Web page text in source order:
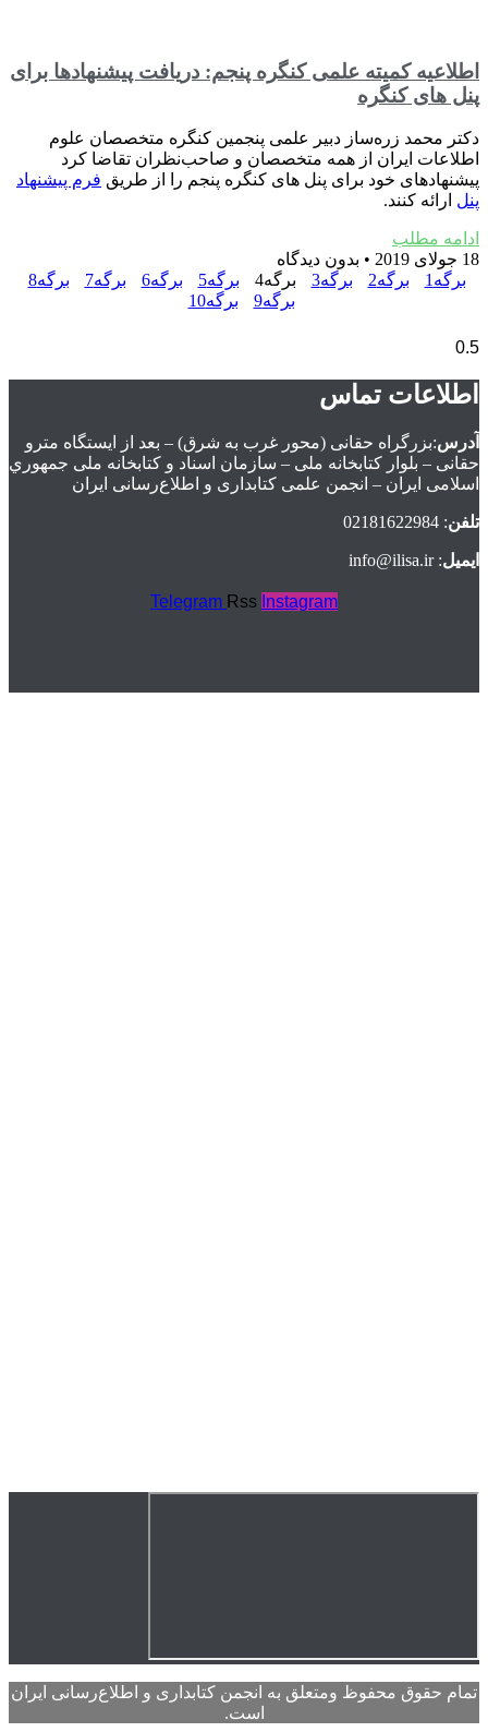
اطلاعیه کمیته علمی کنگره پنجم: دریافت پیشنهادها برای
پنل های کنگره
دکتر محمد زره‌ساز دبیر علمی پنجمین کنگره متخصصان علوم
اطلاعات ایران از همه متخصصان و صاحب‌نظران تقاضا کرد
پیشنهادهای خود برای پنل های کنگره پنجم را از طریق فرم پیشنهاد
پنل ارائه کنند.
ادامه مطلب
18 جولای 2019
بدون دیدگاه
برگه 1 برگه2 برگه3 برگه4 برگه5 برگه6 برگه7 برگه8
برگه9 برگه10
اطلاعات تماس
آدرس:بزرگراه حقانی (محور غرب به شرق) – بعد از ايستگاه مترو
حقانی – بلوار كتابخانه ملی – سازمان اسناد و كتابخانه ملی جمهوري
اسلامی ايران – انجمن علمی کتابداری و اطلاع‌رسانی ایران
تلفن: 02181622984
ایمیل: info@ilisa.ir
Telegram Rss Instagram
تمام حقوق محفوظ ومتعلق به انجمن کتابداری و اطلاع‌رسانی ایران
است.